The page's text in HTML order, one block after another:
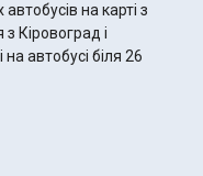
на карті з
Кіровоград і
автобусі біля 26